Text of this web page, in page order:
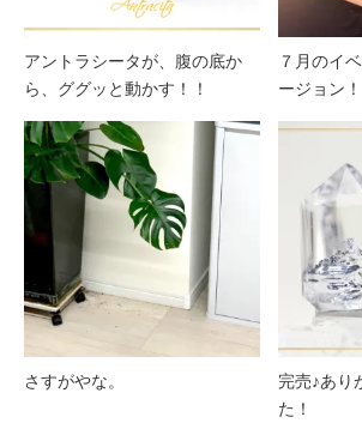
アントラシータが、腹の底か
ら、ググッと動かす！！
７月のイ
ージョン！
さすがやな。
完売♪あり
た！